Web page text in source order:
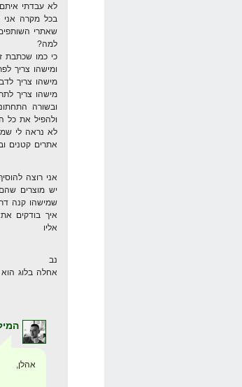
לא עבדתי איתם
בכל מקרה אני
שאתרי השותפים
למה?
כי כמו שכתבת
ומישהו צריך
מישהו צריך
מישהו צריך
ובשורה
ולהפיל את כל
לא נראה לי
אתרים קטנים
אני רוצה
יש מוצרים
שמישהו קנה
איך בודקים
אליו
נב
אחלה בלוג
אהלן,